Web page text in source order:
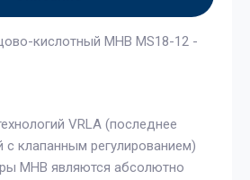
кислотный MHB MS18-12 -
VRLA (последнее
с клапанным регулированием)
MHB являются абсолютно